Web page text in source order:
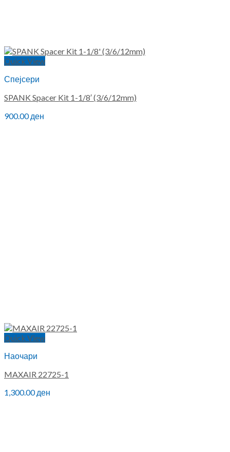
Quick View
Спејсери
SPANK Spacer Kit 1-1/8′ (3/6/12mm)
900.00ден
Quick View
Наочари
MAXAIR 22725-1
1,300.00ден